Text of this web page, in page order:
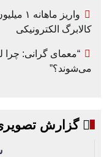
واریز
کالابرگ الکترونیکی
“معمای گرانی: چرا
می‌شوند؟”
گزارش